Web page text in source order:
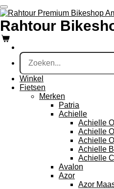
Ga
direct
naar
de
hoofdinhoud
­Rahtour
Winkel
Fietsen
Merken
Patria
Achielle
Achielle
Achielle
Achielle
Achielle
Achielle
Avalon
Azor
Azor